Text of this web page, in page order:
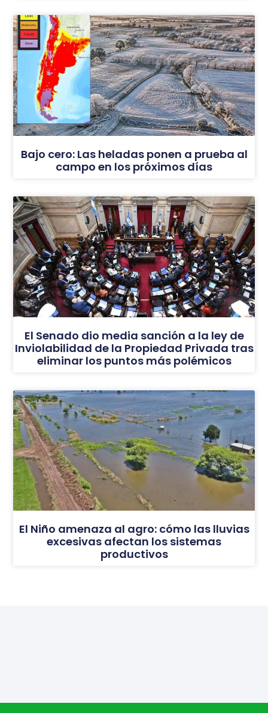
Bajo cero: Las heladas ponen a prueba al
campo en los próximos días
El Senado dio media sanción a la ley de
Inviolabilidad de la Propiedad Privada tras
eliminar los puntos más polémicos
El Niño amenaza al agro: cómo las lluvias
excesivas afectan los sistemas
productivos